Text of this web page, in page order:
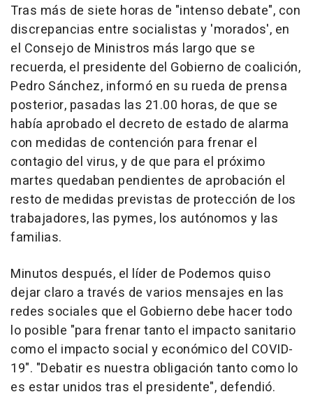
Tras más de siete horas de "intenso debate", con
discrepancias entre socialistas y 'morados', en
el Consejo de Ministros más largo que se
recuerda, el presidente del Gobierno de coalición,
Pedro Sánchez, informó en su rueda de prensa
posterior, pasadas las 21.00 horas, de que se
había aprobado el decreto de estado de alarma
con medidas de contención para frenar el
contagio del virus, y de que para el próximo
martes quedaban pendientes de aprobación el
resto de medidas previstas de protección de los
trabajadores, las pymes, los autónomos y las
familias.
Minutos después, el líder de Podemos quiso
dejar claro a través de varios mensajes en las
redes sociales que el Gobierno debe hacer todo
lo posible "para frenar tanto el impacto sanitario
como el impacto social y económico del COVID-
19". "Debatir es nuestra obligación tanto como lo
es estar unidos tras el presidente", defendió.